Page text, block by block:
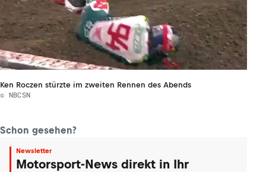
Ken Roczen stürzte im zweiten Rennen des Abends
© NBCSN
Schon gesehen?
Newsletter
Motorsport-News direkt in Ihr